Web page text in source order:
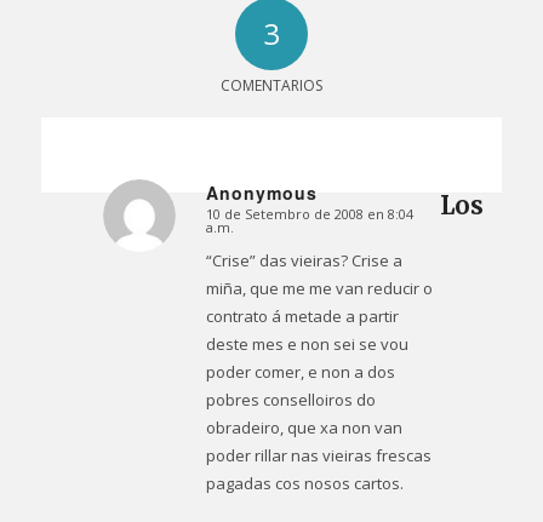
3
COMENTARIOS
Anonymous
Dice:
10 de Setembro de 2008 en 8:04
a.m.
“Crise” das vieiras? Crise a
miña, que me me van reducir o
contrato á metade a partir
deste mes e non sei se vou
poder comer, e non a dos
pobres conselloiros do
obradeiro, que xa non van
poder rillar nas vieiras frescas
pagadas cos nosos cartos.
Los